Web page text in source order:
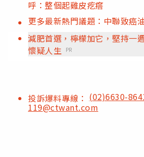
呼：整個起雞皮疙瘩
更多最新熱門議題：中聯致癌
減肥首選，檸檬加它，堅持一
懷疑人生
PR
投訴爆料專線： (02)6630-
119@ctwant.com